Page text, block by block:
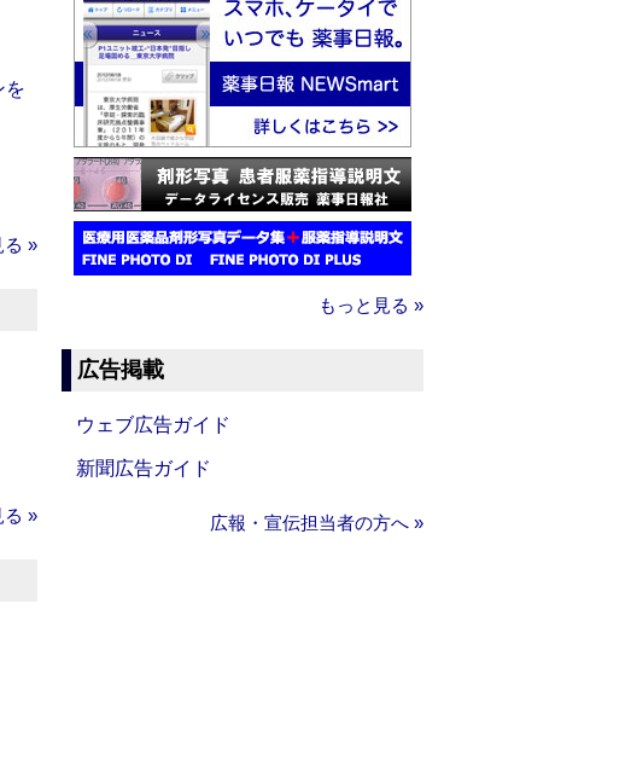
を
る »
る »
もっと見る »
広告掲載
ウェブ広告ガイド
新聞広告ガイド
広報・宣伝担当者の方へ »